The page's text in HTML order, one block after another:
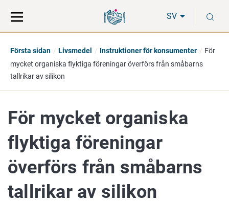
direkt
till
på
hela
SV
Första sidan Livsmedel Instruktioner för konsumenter
För
mycket organiska flyktiga föreningar överförs från småbarns
tallrikar av silikon
För mycket organiska
flyktiga föreningar
överförs från småbarns
tallrikar av silikon